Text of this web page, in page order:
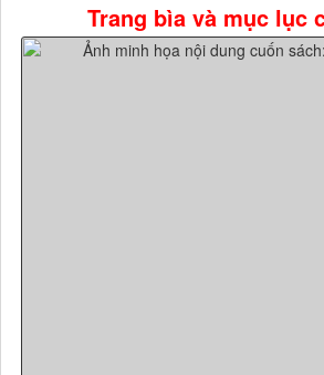
Trang bìa và mục lục